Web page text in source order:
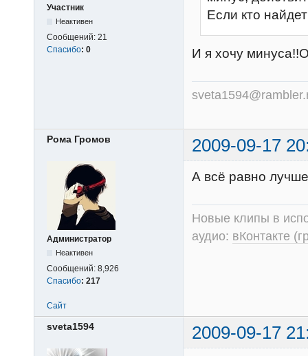
Участник
Неактивен
Сообщений: 21
Спасибо: 0
Если кто
И я хочу
Рома Громов 2009-09-17
Администратор
Неактивен
Сообщений: 8,926
Спасибо: 217
А всё равно
Новые клипы в
аудио: вКонтакте
Сайт
sveta1594 2009-09-17